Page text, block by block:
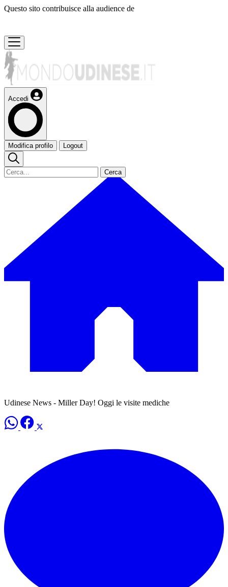
Questo sito contribuisce alla audience de
Accedi
Modifica profilo Logout
Cerca
Udinese News - Miller Day! Oggi le visite mediche